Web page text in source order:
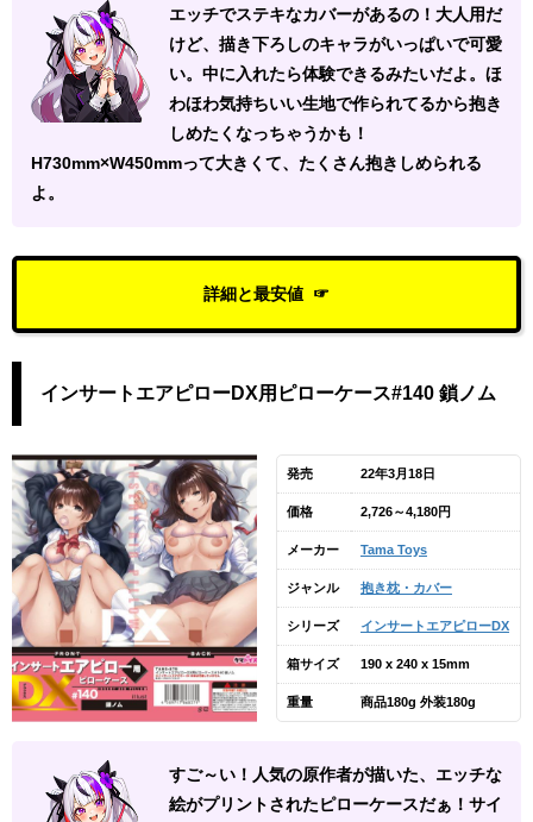
エッチでステキなカバーがあるの！大人用だ
けど、描き下ろしのキャラがいっぱいで可愛
い。中に入れたら体験できるみたいだよ。ほ
わほわ気持ちいい生地で作られてるから抱き
しめたくなっちゃうかも！
H730mm×W450mmって大きくて、たくさん抱きしめられる
よ。
詳細と最安値
インサートエアピローDX用ピローケース#140 鎖ノム
発売 22年3月18日
価格 2,726～4,180円
メーカー Tama Toys
ジャンル 抱き枕・カバー
シリーズ インサートエアピローDX
箱サイズ 190 x 240 x 15mm
重量 商品180g 外装180g
すご～い！人気の原作者が描いた、エッチな
絵がプリントされたピローケースだぁ！サイ